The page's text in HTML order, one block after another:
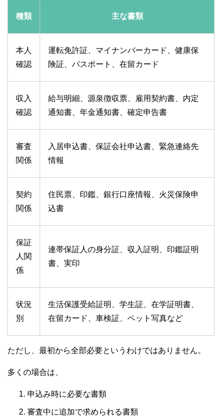
種類 主な書類
本人
確認
運転免許証、マイナンバーカード、健康保
険証、パスポート、在留カード
収入
確認
給与明細、源泉徴収票、雇用契約書、内定
通知書、年金通知書、確定申告書
審査
関係
入居申込書、保証会社申込書、緊急連絡先
情報
契約
関係
住民票、印鑑、銀行口座情報、火災保険申
込書
保証
人関
係
連帯保証人の身分証、収入証明、印鑑証明
書、実印
状況
別
生活保護受給証明、学生証、在学証明書、
在留カード、車検証、ペット写真など
ただし、最初から全部必要というわけではありません。
多くの場合は、
申込み時に必要な書類
審査中に追加で求められる書類